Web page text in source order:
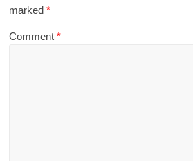
marked*
Comment*